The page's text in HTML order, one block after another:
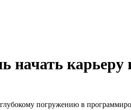
начать карьеру
погружению в